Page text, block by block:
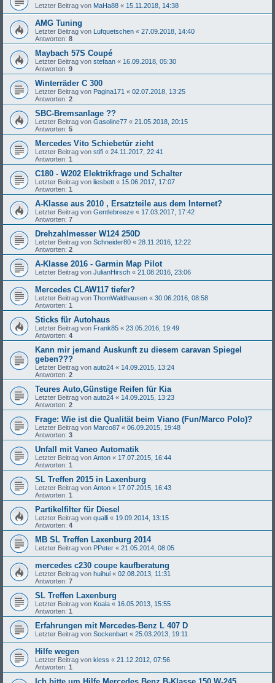
Letzter Beitrag von MaHa88 « 15.11.2018, 14:38
AMG Tuning
Letzter Beitrag von Lufquetschen « 27.09.2018, 14:40
Antworten: 8
Maybach 57S Coupé
Letzter Beitrag von stefaan « 16.09.2018, 05:30
Antworten: 9
Winterräder C 300
Letzter Beitrag von Pagina171 « 02.07.2018, 13:25
Antworten: 2
SBC-Bremsanlage ??
Letzter Beitrag von Gasoline77 « 21.05.2018, 20:15
Antworten: 5
Mercedes Vito Schiebetür zieht
Letzter Beitrag von stifi « 24.11.2017, 22:41
Antworten: 1
C180 - W202 Elektrikfrage und Schalter
Letzter Beitrag von liesbett « 15.06.2017, 17:07
Antworten: 1
A-Klasse aus 2010 , Ersatzteile aus dem Internet?
Letzter Beitrag von Gentlebreeze « 17.03.2017, 17:42
Antworten: 7
Drehzahlmesser W124 250D
Letzter Beitrag von Schneider80 « 28.11.2016, 12:22
Antworten: 2
A-Klasse 2016 - Garmin Map Pilot
Letzter Beitrag von JulianHirsch « 21.08.2016, 23:06
Mercedes CLAW117 tiefer?
Letzter Beitrag von ThomWaldhausen « 30.06.2016, 08:58
Antworten: 1
Sticks für Autohaus
Letzter Beitrag von Frank85 « 23.05.2016, 19:49
Antworten: 4
Kann mir jemand Auskunft zu diesem caravan Spiegel
geben???
Letzter Beitrag von auto24 « 14.09.2015, 13:24
Antworten: 2
Teures Auto,Günstige Reifen für Kia
Letzter Beitrag von auto24 « 14.09.2015, 13:23
Antworten: 2
Frage: Wie ist die Qualität beim Viano (Fun/Marco Polo)?
Letzter Beitrag von Marco87 « 06.09.2015, 19:48
Antworten: 3
Unfall mit Vaneo Automatik
Letzter Beitrag von Anton « 17.07.2015, 16:44
Antworten: 1
SL Treffen 2015 in Laxenburg
Letzter Beitrag von Anton « 17.07.2015, 16:43
Antworten: 1
Partikelfilter für Diesel
Letzter Beitrag von qualli « 19.09.2014, 13:15
Antworten: 4
MB SL Treffen Laxenburg 2014
Letzter Beitrag von PPeter « 21.05.2014, 08:05
mercedes c230 coupe kaufberatung
Letzter Beitrag von huihui « 02.08.2013, 11:31
Antworten: 7
SL Treffen Laxenburg
Letzter Beitrag von Koala « 16.05.2013, 15:55
Antworten: 1
Erfahrungen mit Mercedes-Benz L 407 D
Letzter Beitrag von Sockenbart « 25.03.2013, 19:11
Hilfe wegen
Letzter Beitrag von kless « 21.12.2012, 07:56
Antworten: 1